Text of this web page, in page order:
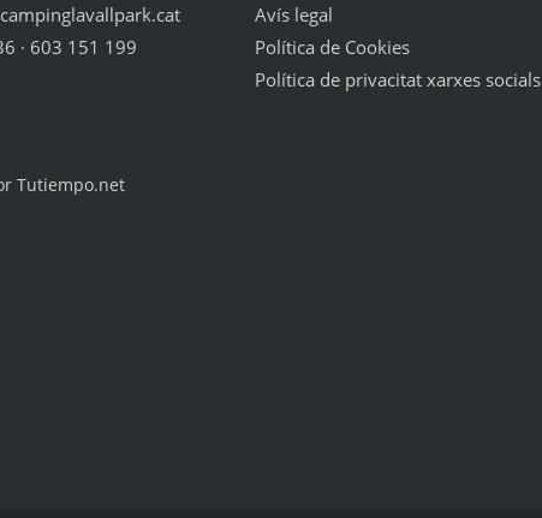
· 603 151 199
Tutiempo.net
Avís legal
Política de Cookies
Política de privacitat xarxes socials